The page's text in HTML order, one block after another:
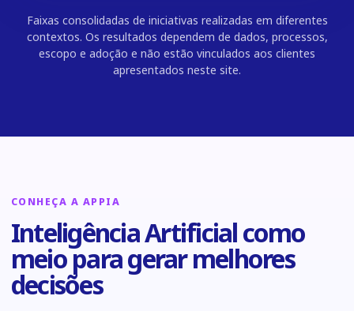
Faixas consolidadas de iniciativas realizadas em diferentes
contextos. Os resultados dependem de dados, processos,
escopo e adoção e não estão vinculados aos clientes
apresentados neste site.
CONHEÇA A APPIA
Inteligência Artificial como
meio para gerar melhores
decisões